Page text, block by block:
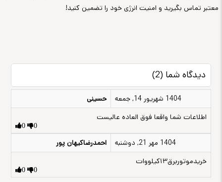
معتبر تماس بگیرید و امنیت انرژی خود را تضمین کنید!
دیدگاه شما (2)
1404 شهریور 14, جمعه
حسینی
اطلاعات شما واقعا فوق العاده عالیست
0 0
1404 مهر 21, دوشنبه
احمدرضاکیهان پور
خریدموتوربرق۱۳کیلووات
0 0